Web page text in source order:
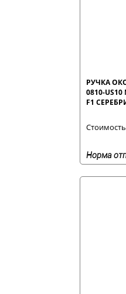
РУЧКА
0810-US10
F1
Норма